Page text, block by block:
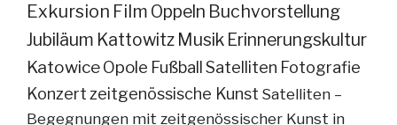
Exkursion Film Oppeln Buchvorstellung
Jubiläum Kattowitz Musik Erinnerungskultur
KatowiceOpole FußballSatelliten Fotografie
Konzertzeitgenössische Kunst Satelliten –
Begegnungen mit zeitgenössischer Kunst in